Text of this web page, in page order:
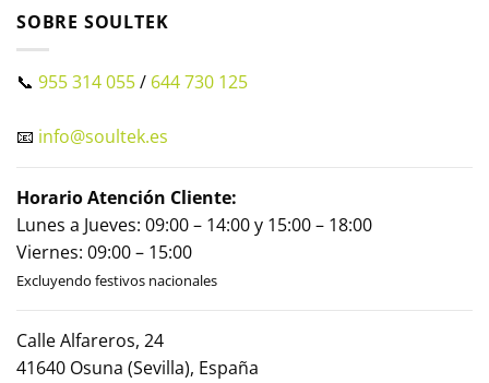
SOBRE SOULTEK
📞 955 314 055/ 644 730 125
📧 info@soultek.es
Horario Atención Cliente:
Lunes a Jueves: 09:00 – 14:00 y 15:00 – 18:00
Viernes: 09:00 – 15:00
Excluyendo festivos nacionales
Calle Alfareros, 24
41640 Osuna (Sevilla), España